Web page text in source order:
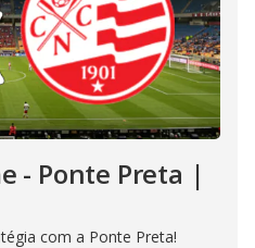
- Ponte Preta |
com a Ponte Preta!